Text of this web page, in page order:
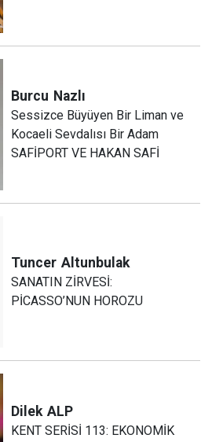
Burcu Nazlı
Sessizce Büyüyen Bir Liman ve
Kocaeli Sevdalısı Bir Adam
SAFİPORT VE HAKAN SAFİ
Tuncer Altunbulak
SANATIN ZİRVESİ:
PİCASSO’NUN HOROZU
Dilek ALP
KENT SERİSİ 113: EKONOMİK